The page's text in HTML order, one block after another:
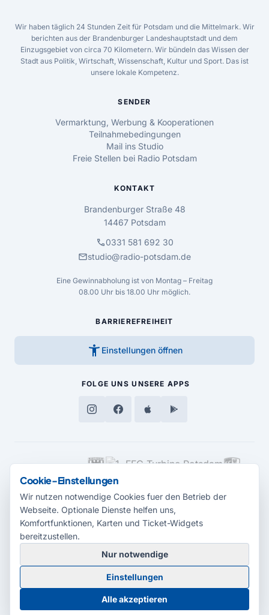
Wir haben täglich 24 Stunden Zeit für Potsdam und die Mittelmark. Wir
berichten aus der Brandenburger Landeshauptstadt und dem
Einzugsgebiet von circa 70 Kilometern. Wir bündeln das Wissen der
Stadt aus Politik, Wirtschaft, Wissenschaft, Kultur und Sport. Das ist
unsere lokale Kompetenz.
SENDER
Vermarktung, Werbung & Kooperationen
Teilnahmebedingungen
Mail ins Studio
Freie Stellen bei Radio Potsdam
KONTAKT
Brandenburger Straße 48
14467 Potsdam
call0331 581 692 30
mailstudio@radio-potsdam.de
Eine Gewinnabholung ist von Montag – Freitag
08.00 Uhr bis 18.00 Uhr möglich.
BARRIEREFREIHEIT
accessibility_new Einstellungen öffnen
FOLGE UNS UNSERE APPS
MEDIENPARTNER
© 2026 Radio Potsdam. Webseite entwickelt durch dieMedienagentur
Babelsberg
BarrierefreiheitserklärungAGBDatenschutzImpressum
Cookie-Einstellungen
Cookie-Einstellungen
Wir nutzen notwendige Cookies fuer den Betrieb der
Webseite. Optionale Dienste helfen uns,
Komfortfunktionen, Karten und Ticket-Widgets
bereitzustellen.
Nur notwendige
Einstellungen
Alle akzeptieren